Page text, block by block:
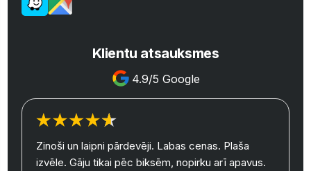
Klientu atsauksmes
4.9/5 Google
Zinoši un laipni pārdevēji. Labas cenas. Plaša
izvēle. Gāju tikai pēc biksēm, nopirku arī apavus.